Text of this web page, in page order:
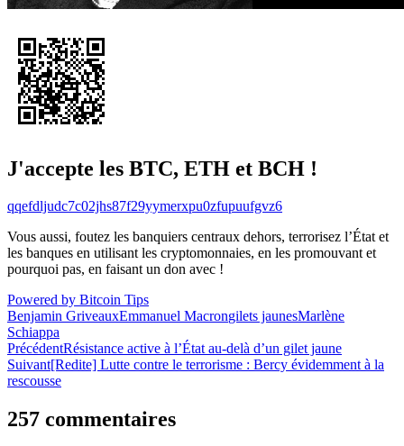
J'accepte les BTC, ETH et BCH !
qqefdljudc7c02jhs87f29yymerxpu0zfupuufgvz6
Vous aussi, foutez les banquiers centraux dehors, terrorisez l’État et
les banques en utilisant les cryptomonnaies, en les promouvant et
pourquoi pas, en faisant un don avec !
Powered by Bitcoin Tips
Benjamin GriveauxEmmanuel Macrongilets jaunesMarlène
Schiappa
Navigation
de
PrécédentRésistance active à l’État au-delà d’un gilet jaune
Suivant[Redite] Lutte contre le terrorisme : Bercy évidemment à la
rescousse
257 commentaires